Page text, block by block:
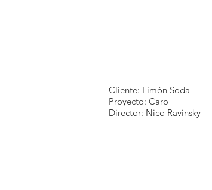
Cliente: Limón Soda
Proyecto: Caro
Director: Nico Ravinsky